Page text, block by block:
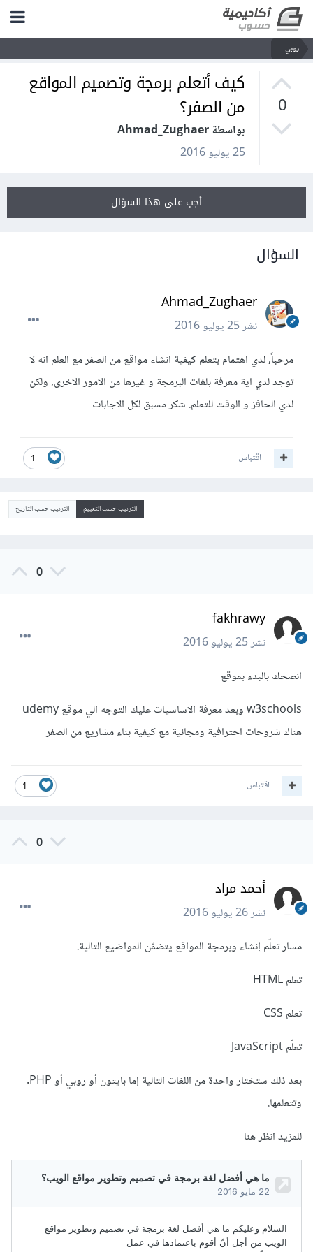
روبي
0
كيف أتعلم برمجة وتصميم المواقع
من الصفر؟
بواسطة Ahmad_Zughaer
25 يوليو 2016
أجب على هذا السؤال
السؤال
Ahmad_Zughaer
نشر25 يوليو 2016
مرحباً, لدي اهتمام بتعلم كيفية انشاء مواقع من الصفر مع العلم انه لا
توجد لدي اية معرفة بلغات البرمجة و غيرها من الامور الاخرى, ولكن
لدي الحافز و الوقت للتعلم. شكر مسبق لكل الاجابات
1 اقتباس
الترتيب حسب التقييم الترتيب حسب التاريخ
0
fakhrawy
نشر25 يوليو 2016
انصحك بالبدء بموقع
w3schools وبعد معرفة الاساسيات عليك التوجه الي موقع udemy
هناك شروحات احترافية ومجانية مع كيفية بناء مشاريع من الصفر
1 اقتباس
0
أحمد مراد
نشر26 يوليو 2016
مسار تعلّم إنشاء وبرمجة المواقع يتضمّن المواضيع التالية.
تعلم HTML
تعلم CSS
تعلّم JavaScript
بعد ذلك ستختار واحدة من اللغات التالية إما بايثون أو روبي أو PHP.
وتتعلمها.
للمزيد انظر هنا